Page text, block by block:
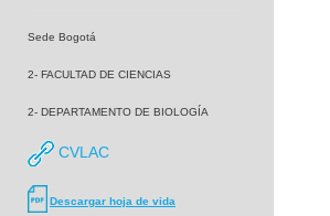
Sede Bogotá
2- FACULTAD DE CIENCIAS
2- DEPARTAMENTO DE BIOLOGÍA
CVLAC
Descargar hoja de vida